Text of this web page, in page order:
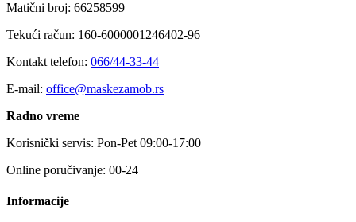
Matični broj: 66258599
Tekući račun: 160-6000001246402-96
Kontakt telefon: 066/44-33-44
E-mail: office@maskezamob.rs
Radno vreme
Korisnički servis: Pon-Pet 09:00-17:00
Online poručivanje: 00-24
Informacije